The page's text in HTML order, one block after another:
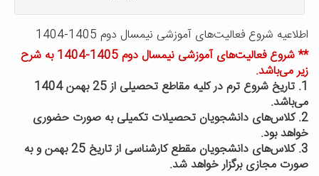
اطلاعیه شروع فعالیت‌های آموزشی نیمسال دوم 1405-1404
** شروع فعالیت‌های آموزشی نیمسال دوم 1405-1404 به شرح
زیر می‌باشد.
1. تاریخ شروع ترم در کلیه مقاطع تحصیلی از 25 بهمن 1404
می‌باشد.
2. کلاس‌های دانشجویان تحصیلات تکمیلی به صورت حضوری
خواهد بود.
3. کلاس‌های دانشجویان مقطع کارشناسی از تاریخ 25 بهمن و به
صورت مجازی برگزار خواهد شد.